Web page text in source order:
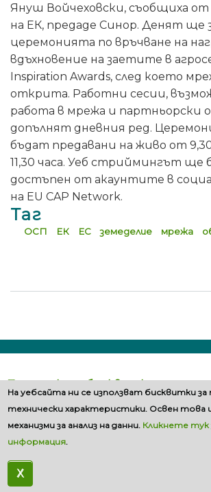
Януш Войчеховски, съобщиха
на ЕК, предаде Синор. Денят ще
церемонията по връчване на
вдъхновение на заетите в
Inspiration Awards, след което
открита. Работни сесии,
работа в мрежа и партньорски
допълнят дневния ред.
бъдат предавани на живо от
11,30 часа. Уеб стриймингът ще
достъпен от акаунтите в
на EU CAP Network.
Таг
ОСП ЕК ЕС земеделие мрежа
Политика за бисквитките
На уебсайта ни се използват бисквитки за
технически характеристики. Освен това
механизми за анализ на данни. Кликнете тук
информация.
X